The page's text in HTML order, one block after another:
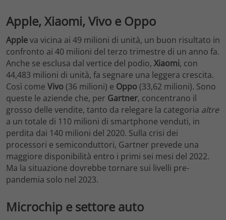
Apple, Xiaomi, Vivo e Oppo
Appleva vicina ai 49 milioni di unità, un buon risultato in
confronto ai 40 milioni del terzo trimestre di un anno fa.
Anche se esclusa dal vertice del podio, Xiaomi, con
44,483 milioni di unità, fa segnare una leggera crescita.
Così come Vivo(36 milioni) e Oppo(33,62 milioni). Sono
queste le aziende che, per Gartner, concentrano il
grosso delle vendite, tanto da relegare la categoria altre
a un totale di 110 milioni di smartphone venduti, in
perdita dai 140 milioni del 2020. Sulla crisi dei
processori e semiconduttori, Gartner prevede una
maggiore disponibilità entro i primi sei mesi del 2022.
Ma la situazione dovrebbe tornare sui livelli pre-
pandemia solo nel 2023.
Microchip e settore auto